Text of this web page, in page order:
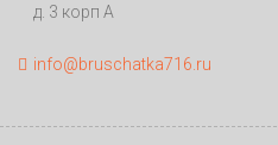
д. 3 корп А
info@bruschatka716.ru